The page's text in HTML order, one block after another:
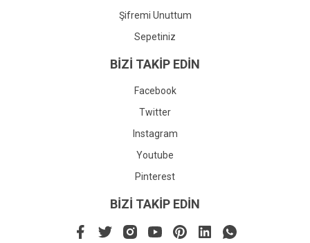
Şifremi Unuttum
Sepetiniz
BİZİ TAKİP EDİN
Facebook
Twitter
Instagram
Youtube
Pinterest
BİZİ TAKİP EDİN